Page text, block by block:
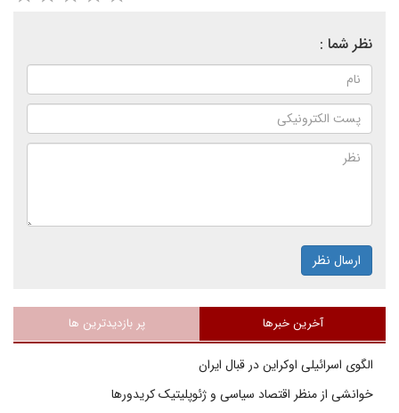
نظر شما :
ارسال نظر
آخرین خبرها پر بازدیدترین ها
الگوی اسرائیلی اوکراین در قبال ایران
خوانشی از منظر اقتصاد سیاسی و ژئوپلیتیک کریدورها